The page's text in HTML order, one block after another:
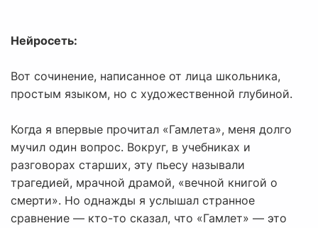
Нейросеть:
Вот сочинение, написанное от лица школьника,
простым языком, но с художественной глубиной.
Когда я впервые прочитал «Гамлета», меня долго
мучил один вопрос. Вокруг, в учебниках и
разговорах старших, эту пьесу называли
трагедией, мрачной драмой, «вечной книгой о
смерти». Но однажды я услышал странное
сравнение — кто-то сказал, что «Гамлет» — это